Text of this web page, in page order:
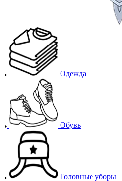
Одежда
Обувь
Головные уборы